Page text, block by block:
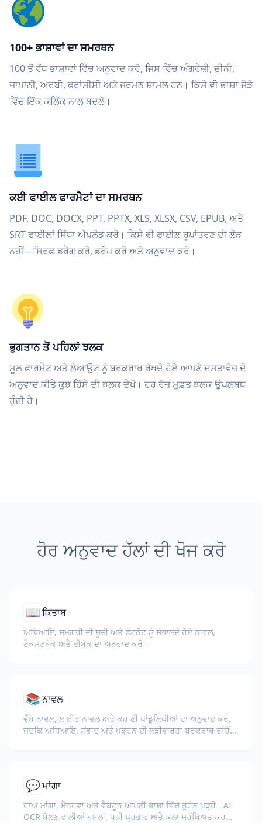
100+ ਭਾਸ਼ਾਵਾਂ ਦਾ ਸਮਰਥਨ
100 ਤੋਂ ਵੱਧ ਭਾਸ਼ਾਵਾਂ ਵਿੱਚ ਅਨੁਵਾਦ ਕਰੋ, ਜਿਸ ਵਿੱਚ ਅੰਗਰੇਜ਼ੀ, ਚੀਨੀ,
ਜਾਪਾਨੀ, ਅਰਬੀ, ਫਰਾਂਸੀਸੀ ਅਤੇ ਜਰਮਨ ਸ਼ਾਮਲ ਹਨ। ਕਿਸੇ ਵੀ ਭਾਸ਼ਾ ਜੋੜੇ
ਵਿੱਚ ਇੱਕ ਕਲਿੱਕ ਨਾਲ ਬਦਲੋ।
ਕਈ ਫਾਈਲ ਫਾਰਮੈਟਾਂ ਦਾ ਸਮਰਥਨ
PDF, DOC, DOCX, PPT, PPTX, XLS, XLSX, CSV, EPUB, ਅਤੇ
SRT ਫਾਈਲਾਂ ਸਿੱਧਾ ਅੱਪਲੋਡ ਕਰੋ। ਕਿਸੇ ਵੀ ਫਾਈਲ ਰੂਪਾਂਤਰਣ ਦੀ ਲੋੜ
ਨਹੀਂ—ਸਿਰਫ਼ ਡਰੈਗ ਕਰੋ, ਡਰੌਪ ਕਰੋ ਅਤੇ ਅਨੁਵਾਦ ਕਰੋ।
ਭੁਗਤਾਨ ਤੋਂ ਪਹਿਲਾਂ ਝਲਕ
ਮੂਲ ਫਾਰਮੈਟ ਅਤੇ ਲੇਆਉਟ ਨੂੰ ਬਰਕਰਾਰ ਰੱਖਦੇ ਹੋਏ ਆਪਣੇ ਦਸਤਾਵੇਜ਼ ਦੇ
ਅਨੁਵਾਦ ਕੀਤੇ ਕੁਝ ਹਿੱਸੇ ਦੀ ਝਲਕ ਦੇਖੋ। ਹਰ ਰੋਜ਼ ਮੁਫ਼ਤ ਝਲਕ ਉਪਲਬਧ
ਹੁੰਦੀ ਹੈ।
ਹੋਰ ਅਨੁਵਾਦ ਹੱਲਾਂ ਦੀ ਖੋਜ ਕਰੋ
📖ਕਿਤਾਬ
ਅਧਿਆਇ, ਸਮੱਗਰੀ ਦੀ ਸੂਚੀ ਅਤੇ ਫੁੱਟਨੋਟ ਨੂੰ ਸੰਭਾਲਦੇ ਹੋਏ ਨਾਵਲ,
ਟੈਕਸਟਬੁੱਕ ਅਤੇ ਈਬੁੱਕ ਦਾ ਅਨੁਵਾਦ ਕਰੋ।
📚ਨਾਵਲ
ਵੈੱਬ ਨਾਵਲ, ਲਾਈਟ ਨਾਵਲ ਅਤੇ ਕਹਾਣੀ ਪਾਂਡੂਲਿਪੀਆਂ ਦਾ ਅਨੁਵਾਦ ਕਰੋ,
ਜਦਕਿ ਅਧਿਆਇ, ਸੰਵਾਦ ਅਤੇ ਪੜ੍ਹਨ ਦੀ ਲੜੀਵਾਰਤਾ ਬਰਕਰਾਰ ਰਹਿੰਦੀ
💬ਮਾਂਗਾ
ਰਾਅ ਮਾਂਗਾ, ਮੈਨਹਵਾ ਅਤੇ ਵੈਬਟੂਨ ਆਪਣੀ ਭਾਸ਼ਾ ਵਿੱਚ ਤੁਰੰਤ ਪੜ੍ਹੋ। AI
OCR ਬੋਲਣ ਵਾਲੀਆਂ ਬੁਬਲਾਂ, ਧੁਨੀ ਪ੍ਰਭਾਵ ਅਤੇ ਕਲਾ ਸੁਰੱਖਿਅਤ ਕਰਦਾ